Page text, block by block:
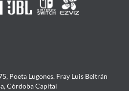
Poeta Lugones. Fray Luis Beltrán
Córdoba Capital